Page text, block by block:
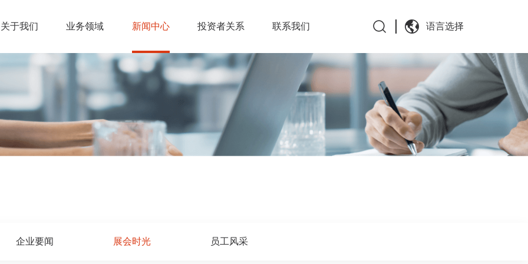
关于我们 业务领域 新闻中心 投资者关系 联系我们 语言选择
企业要闻 展会时光 员工风采